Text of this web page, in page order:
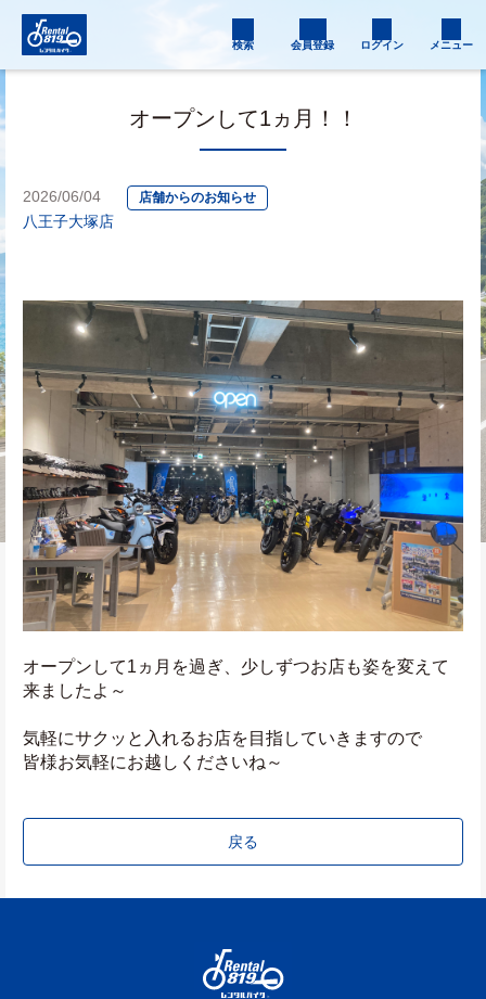
検索 会員登録 ログイン メニュー
オープンして1ヵ月！！
2026/06/04 店舗からのお知らせ
八王子大塚店
オープンして1ヵ月を過ぎ、少しずつお店も姿を変えて
来ましたよ～
気軽にサクッと入れるお店を目指していきますので
皆様お気軽にお越しくださいね～
戻る